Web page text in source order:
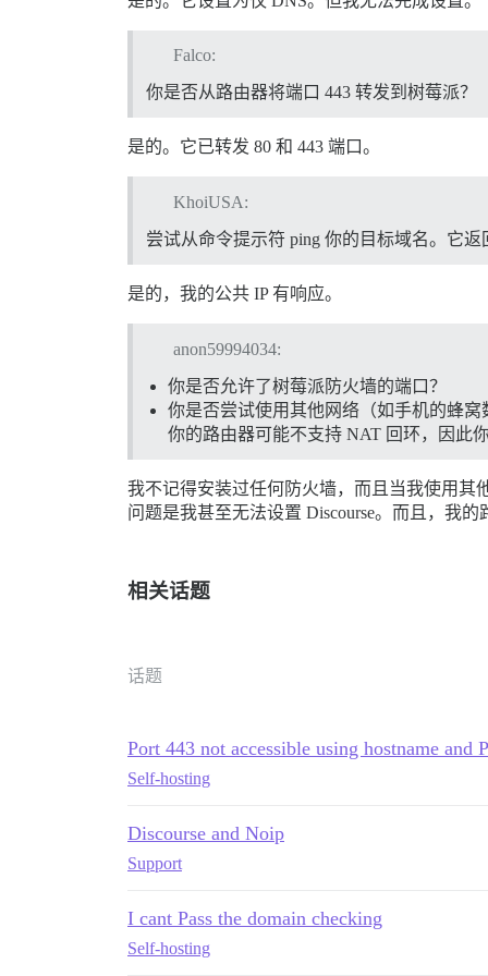
Falco:
你是否从路由器将端口 443 转发到树莓派？
是的。它已转发 80 和 443 端口。
KhoiUSA:
尝试从命令提示符 ping 你的目标域名。它
是的，我的公共 IP 有响应。
anon59994034:
你是否允许了树莓派防火墙的端口？
你是否尝试使用其他网络（如手机的蜂窝
你的路由器可能不支持 NAT 回环，因此
我不记得安装过任何防火墙，而且当我使用其
问题是我甚至无法设置 Discourse。而且，我
相关话题
话题
Port 443 not accessible using hostname and
Self-hosting
Discourse and Noip
Support
I cant Pass the domain checking
Self-hosting